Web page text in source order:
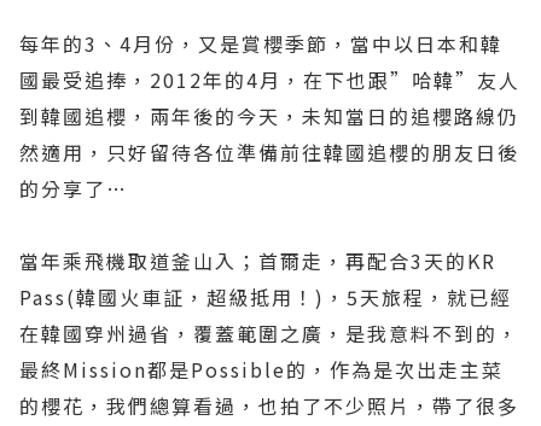
每年的3、4月份，又是賞櫻季節，當中以日本和韓
國最受追捧，2012年的4月，在下也跟”哈韓”友人
到韓國追櫻，兩年後的今天，未知當日的追櫻路線仍
然適用，只好留待各位準備前往韓國追櫻的朋友日後
的分享了…
當年乘飛機取道釜山入；首爾走，再配合3天的KR
Pass(韓國火車証，超級抵用！)，5天旅程，就已經
在韓國穿州過省，覆蓋範圍之廣，是我意料不到的，
最終Mission都是Possible的，作為是次出走主菜
的櫻花，我們總算看過，也拍了不少照片，帶了很多